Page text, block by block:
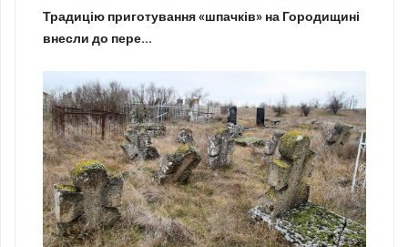
Традицію приготування «шпачків» на Городищині
внесли до пере...